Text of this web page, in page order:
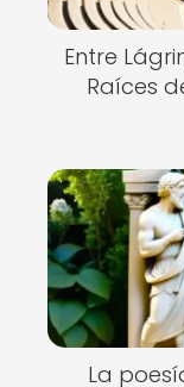
Entre
Raíces
La